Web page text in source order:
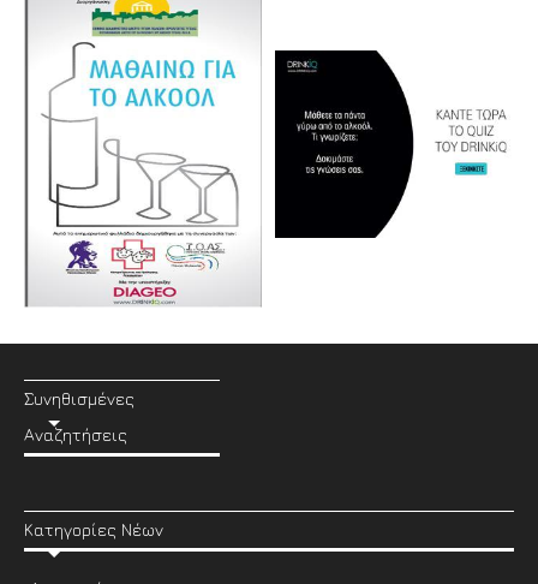
Συνηθισμένες
Αναζητήσεις
Κατηγορίες Νέων